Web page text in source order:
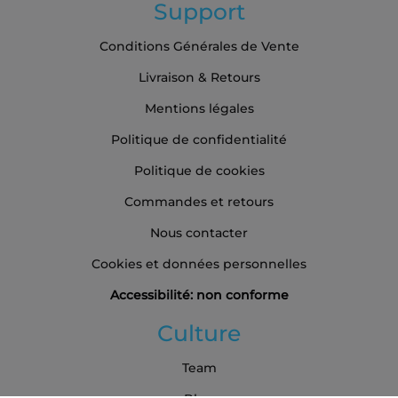
Support
Conditions Générales de Vente
Livraison & Retours
Mentions légales
Politique de confidentialité
Politique de cookies
Commandes et retours
Nous contacter
Cookies et données personnelles
Accessibilité: non conforme
Culture
Team